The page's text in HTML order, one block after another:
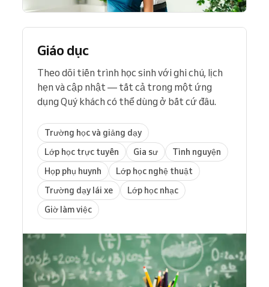
Giáo dục
Theo dõi tiến trình học sinh với ghi chú, lịch
hẹn và cập nhật — tất cả trong một ứng
dụng Quý khách có thể dùng ở bất cứ đâu.
Trường học và giảng dạy
Lớp học trực tuyến
Gia sư
Tình nguyện
Họp phụ huynh
Lớp học nghệ thuật
Trường dạy lái xe
Lớp học nhạc
Giờ làm việc